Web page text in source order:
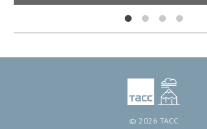
© 2026 ТАСС